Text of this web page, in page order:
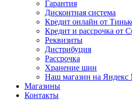
Гарантия
Дисконтная система
Кредит онлайн от
Кредит и рассрочка от
Реквизиты
Дистрибуция
Рассрочка
Хранение шин
Наш магазин на Яндекс
Магазины
Контакты